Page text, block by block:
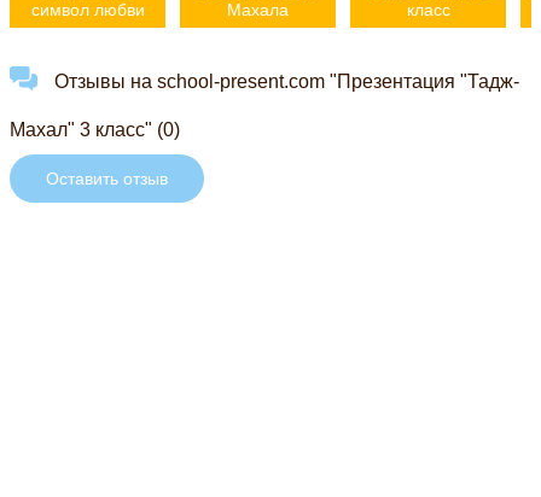
символ любви
Махала
класс
Отзывы на school-present.com "Презентация "Тадж-
Махал" 3 класс" (0)
Оставить отзыв